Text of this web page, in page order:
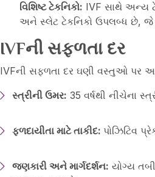
વિશિષ્ટ ટેકનિકો: IVF સાથે અન્ય
અને સ્લેટ ટેકનિકો ઉપલબ્ધ છે,
IVFની સફળતા દર
IVFની સફળતા દર ઘણી વસ્તુઓ પર
સ્ત્રીની ઉમર: 35 વર્ષથી નીચેના
ફળદાયીતા માટે તાકીદ: પોઝિટિવ
જણકારી અને માર્ગદર્શન: યોગ્ય